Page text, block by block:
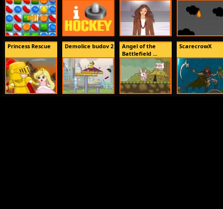
Princess Rescue Demolice budov 2
Angel of the
Battlefield ...
ScarecrowX